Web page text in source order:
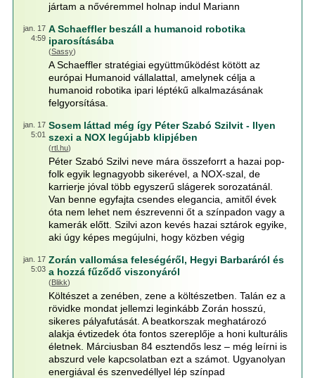
jártam a nővéremmel holnap indul Mariann
jan. 17
4:59
A Schaeffler beszáll a humanoid robotika
iparosításába
(Sassy)
A Schaeffler stratégiai együttműködést kötött az
európai Humanoid vállalattal, amelynek célja a
humanoid robotika ipari léptékű alkalmazásának
felgyorsítása.
jan. 17
5:01
Sosem láttad még így Péter Szabó Szilvit - Ilyen
szexi a NOX legújabb klipjében
(rtl.hu)
Péter Szabó Szilvi neve mára összeforrt a hazai pop-
folk egyik legnagyobb sikerével, a NOX-szal, de
karrierje jóval több egyszerű slágerek sorozatánál.
Van benne egyfajta csendes elegancia, amitől évek
óta nem lehet nem észrevenni őt a színpadon vagy a
kamerák előtt. Szilvi azon kevés hazai sztárok egyike,
aki úgy képes megújulni, hogy közben végig
jan. 17
5:03
Zorán vallomása feleségéről, Hegyi Barbaráról és
a hozzá fűződő viszonyáról
(Blikk)
Költészet a zenében, zene a költészetben. Talán ez a
rövidke mondat jellemzi leginkább Zorán hosszú,
sikeres pályafutását. A beatkorszak meghatározó
alakja évtizedek óta fontos szereplője a honi kulturális
életnek. Márciusban 84 esztendős lesz – még leírni is
abszurd vele kapcsolatban ezt a számot. Ugyanolyan
energiával és szenvedéllyel lép színpad